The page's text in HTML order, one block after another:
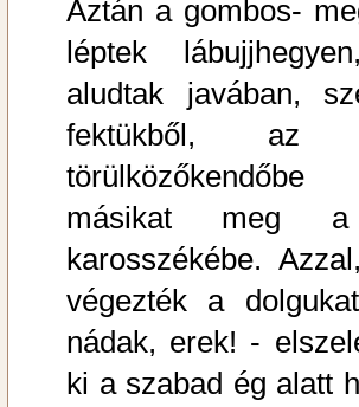
Aztán a gombos-
léptek
aludtak javában,
fektükből, az
másikat meg a
karosszékébe.
végezték a
nádak, erek! -
ki a szabad ég alatt